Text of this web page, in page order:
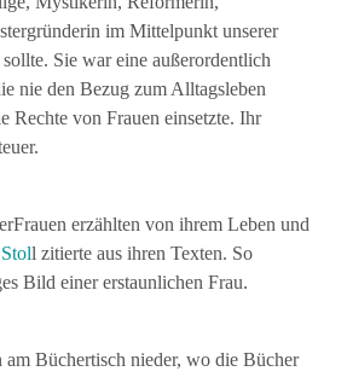
im Mittelpunkt unserer
Sie war eine außerordentlich
nie den Bezug zum Alltagsleben
Rechte von Frauen einsetzte. Ihr
erzählten von ihrem Leben und
Stoll zitierte aus ihren Texten. So
Bild einer erstaunlichen Frau.
am Büchertisch nieder, wo die Bücher